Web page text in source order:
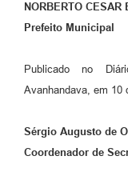
NORBERTO CESAR
Prefeito Municipal
Publicado no
Avanhandava, em 10
Sérgio Augusto de
Coordenador de